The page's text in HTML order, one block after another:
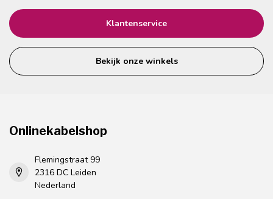
Klantenservice
Bekijk onze winkels
Onlinekabelshop
Flemingstraat 99
2316 DC Leiden
Nederland